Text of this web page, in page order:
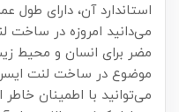
استاندارد آن، دارای طول
می‌دانید امروزه در ساخت
مضر برای انسان و محیط
موضوع در ساخت لنت ایسر
می‌توانید با اطمینان